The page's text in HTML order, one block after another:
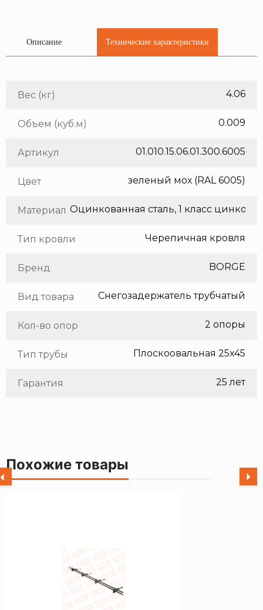
Описание Технические характеристики
Вес (кг) 4.06
Объем (куб.м) 0.009
Артикул 01.010.15.06.01.300.6005
Цвет зеленый мох (RAL 6005)
Материал
Тип кровли Черепичная кровля
Бренд BORGE
Вид товара Снегозадержатель трубчатый
Кол-во опор 2 опоры
Тип трубы Плоскоовальная 25х45
Гарантия 25 лет
Похожие товары